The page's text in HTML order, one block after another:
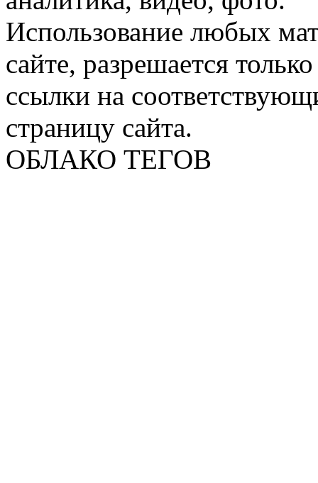
Использование любых
сайте, разрешается
ссылки на
страницу сайта.
ОБЛАКО ТЕГОВ